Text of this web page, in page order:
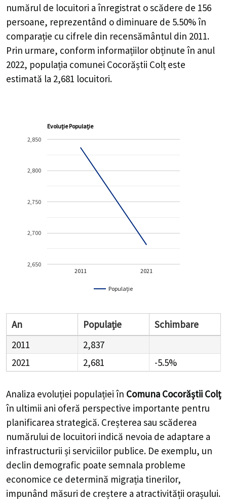
numărul de locuitori a înregistrat oscădere de 156
persoane, reprezentând o diminuare de 5.50%în
comparație cu cifrele din recensământul din 2011.
Prin urmare, conform informațiilor obținute în anul
2022, populația comunei Cocorăștii Colț este
estimată la 2,681 locuitori.
Evoluție Populație
Populație
2011 2021
2,650
2,700
2,750
2,800
2,850
An Populație
Schimbare
2011
2,837
2021
2,681 -5.5%
Analiza evoluției populației în Comuna Cocorăștii Colț
în ultimii ani oferă perspective importante pentru
planificarea strategică. Creșterea sau scăderea
numărului de locuitori indică nevoia de adaptare a
infrastructurii și serviciilor publice. De exemplu, un
declin demografic poate semnala probleme
economice ce determină migrația tinerilor,
impunând măsuri de creștere a atractivității orașului.